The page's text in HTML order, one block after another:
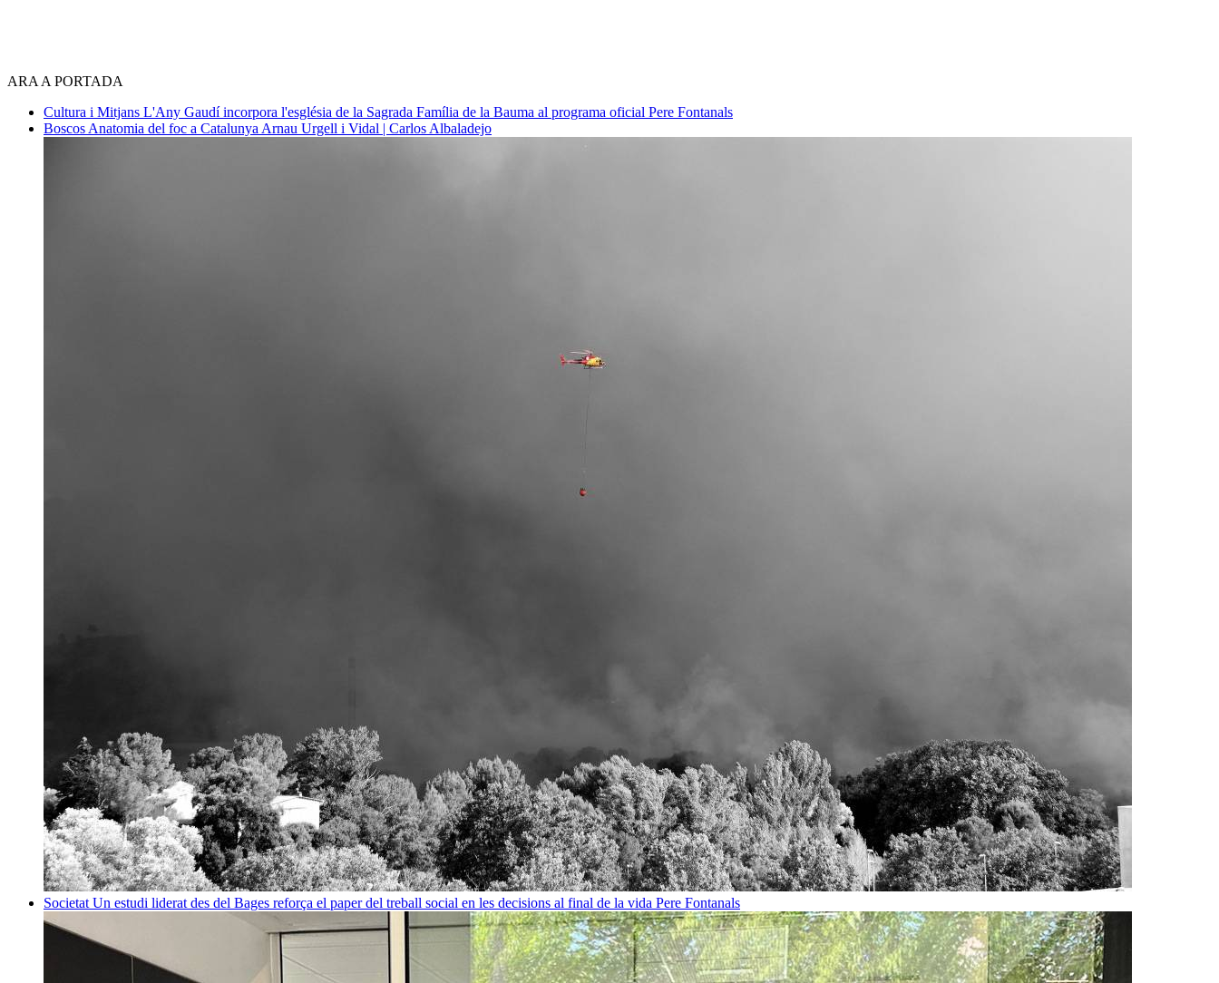
ARA A PORTADA
Cultura i Mitjans L'Any Gaudí incorpora l'església de la Sagrada Família de la Bauma al programa oficial Pere Fontanals
Boscos Anatomia del foc a Catalunya Arnau Urgell i Vidal | Carlos Albaladejo
Societat Un estudi liderat des del Bages reforça el paper del treball social en les decisions al final de la vida Pere Fontanals